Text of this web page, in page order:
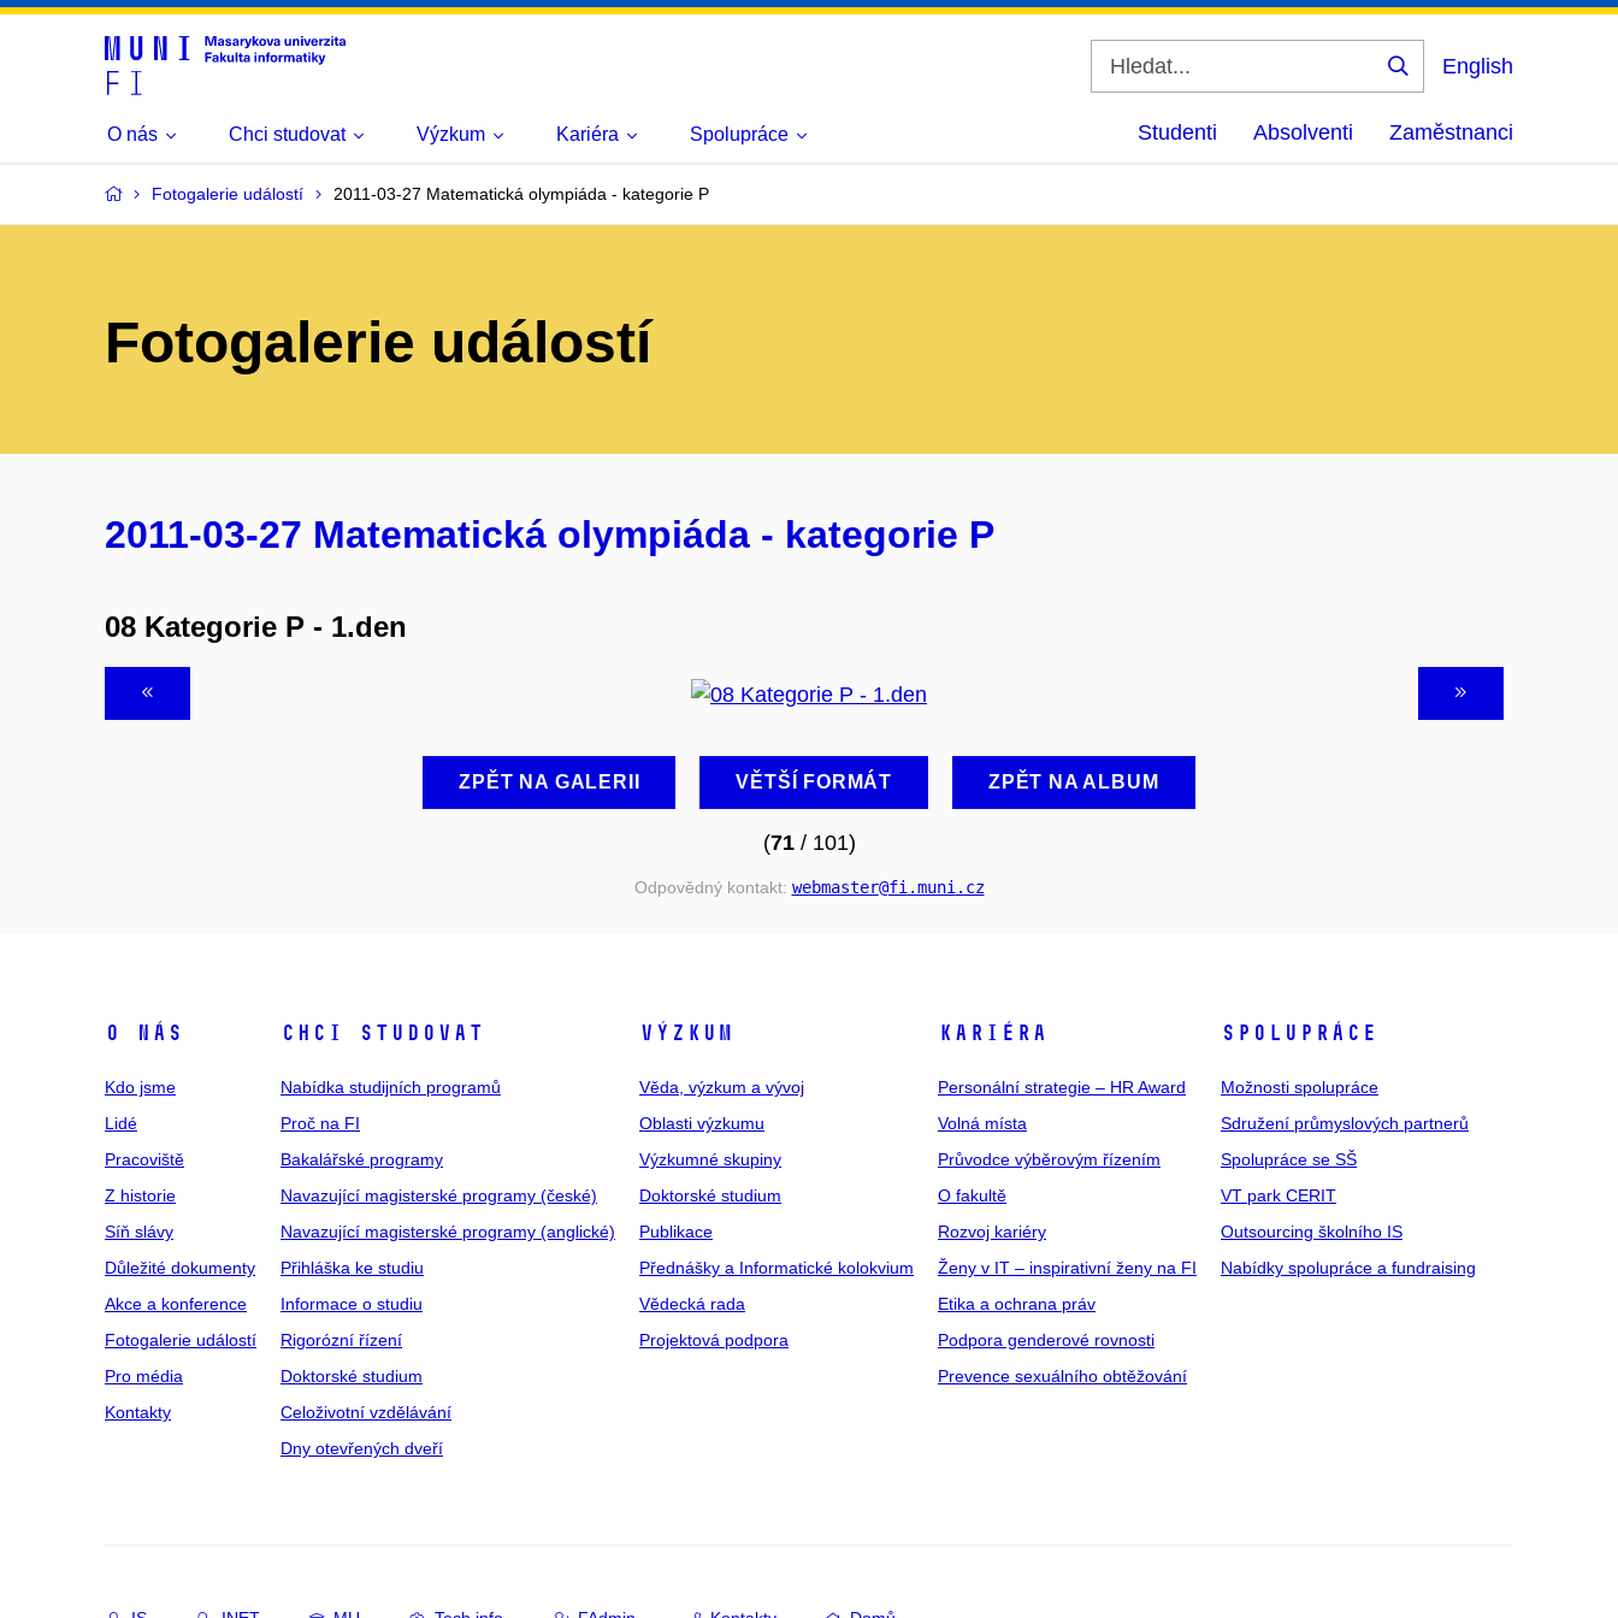
Vyhledat
English
O nás Chci studovat Výzkum Kariéra Spolupráce Studenti Absolventi Zaměstnanci
Fotogalerie událostí 2011-03-27 Matematická olympiáda - kategorie P
Fotogalerie událostí
2011-03-27 Matematická olympiáda - kategorie P
08 Kategorie P - 1.den
ZPĚT NA GALERII VĚTŠÍ FORMÁT ZPĚT NA ALBUM
(71/ 101)
Odpovědný kontakt: webmaster@fi .muni .cz
O NÁS
Kdo jsme
Lidé
Pracoviště
Z historie
Síň slávy
Důležité dokumenty
Akce a konference
Fotogalerie událostí
Pro média
Kontakty
CHCI STUDOVAT
Nabídka studijních programů
Proč na FI
Bakalářské programy
Navazující magisterské programy (české)
Navazující magisterské programy (anglické)
Přihláška ke studiu
Informace o studiu
Rigorózní řízení
Doktorské studium
Celoživotní vzdělávání
Dny otevřených dveří
VÝZKUM
Věda, výzkum a vývoj
Oblasti výzkumu
Výzkumné skupiny
Doktorské studium
Publikace
Přednášky a Informatické kolokvium
Vědecká rada
Projektová podpora
KARIÉRA
Personální strategie – HR Award
Volná místa
Průvodce výběrovým řízením
O fakultě
Rozvoj kariéry
Ženy v IT – inspirativní ženy na FI
Etika a ochrana práv
Podpora genderové rovnosti
Prevence sexuálního obtěžování
SPOLUPRÁCE
Možnosti spolupráce
Sdružení průmyslových partnerů
Spolupráce se SŠ
VT park CERIT
Outsourcing školního IS
Nabídky spolupráce a fundraising